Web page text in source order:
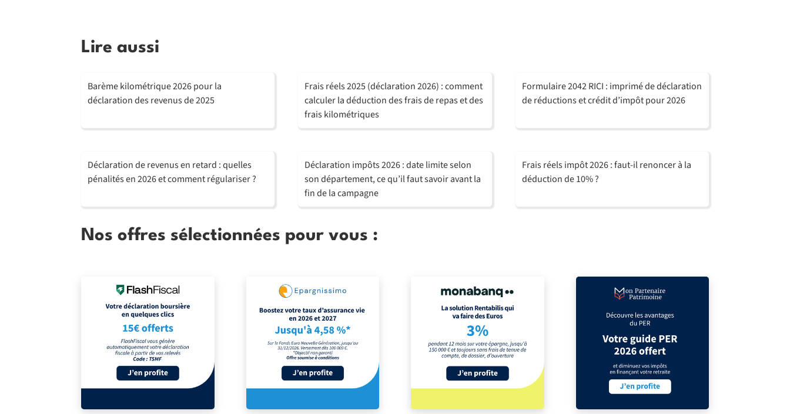
Lire aussi
Barème kilométrique 2026 pour la
déclaration des revenus de 2025
Frais réels 2025 (déclaration 2026) : comment
calculer la déduction des frais de repas et des
frais kilométriques
Formulaire 2042 RICI : imprimé de déclaration
de réductions et crédit d’impôt pour 2026
Déclaration de revenus en retard : quelles
pénalités en 2026 et comment régulariser ?
Déclaration impôts 2026 : date limite selon
son département, ce qu’il faut savoir avant la
fin de la campagne
Frais réels impôt 2026 : faut-il renoncer à la
déduction de 10% ?
Nos offres sélectionnées pour vous :